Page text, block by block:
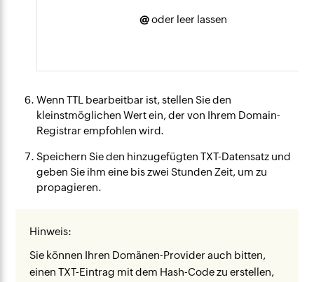
@oder leer lassen
Wenn TTL bearbeitbar ist, stellen Sie den
kleinstmöglichen Wert ein, der von Ihrem Domain-
Registrar empfohlen wird.
Speichern Sie den hinzugefügten TXT-Datensatz und
geben Sie ihm eine bis zwei Stunden Zeit, um zu
propagieren.
Hinweis:
Sie können Ihren Domänen-Provider auch bitten,
einen TXT-Eintrag mit dem Hash-Code zu erstellen,